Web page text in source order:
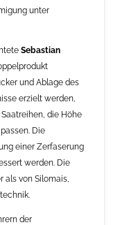
unter
Sebastian
und Ablage des
erzielt werden,
die Höhe
Die
einer Zerfaserung
werden. Die
als von Silomais,
der